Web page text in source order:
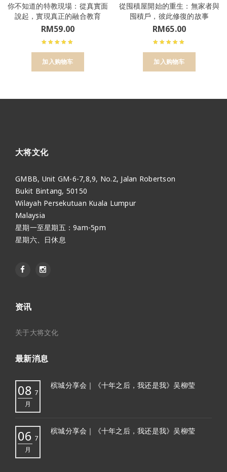
你不知道的特教現場：從真實面
說起，實現真正的融合教育
RM59.00
加入购物车
從囤積屋開始的重生：無家者與
囤積戶，彼此修復的故事
RM65.00
加入购物车
大将文化
GMBB, Unit GM-6-7,8,9, No.2, Jalan Robertson
Bukit Bintang, 50150
Wilayah Persekutuan Kuala Lumpur
Malaysia
星期一至星期五：9am-5pm
星期六、日休息
资讯
关于大将文化
最新消息
08 7
月
槟城分享会｜《十年之后，我还是我》吴柳莹
06 7
月
槟城分享会｜《十年之后，我还是我》吴柳莹